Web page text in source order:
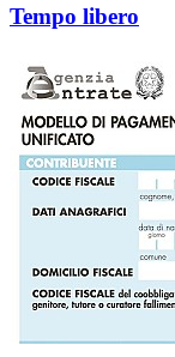
Tempo libero